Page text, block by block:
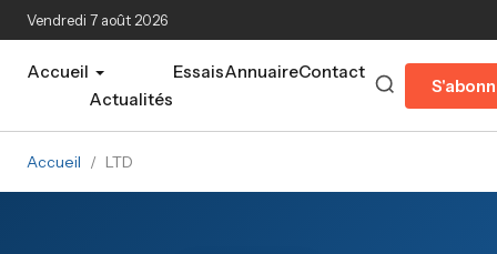
Aller au contenu principal
Vendredi 7 août 2026
Accueil
Actualités
EssaisAnnuaireContact
Accueil / LTD